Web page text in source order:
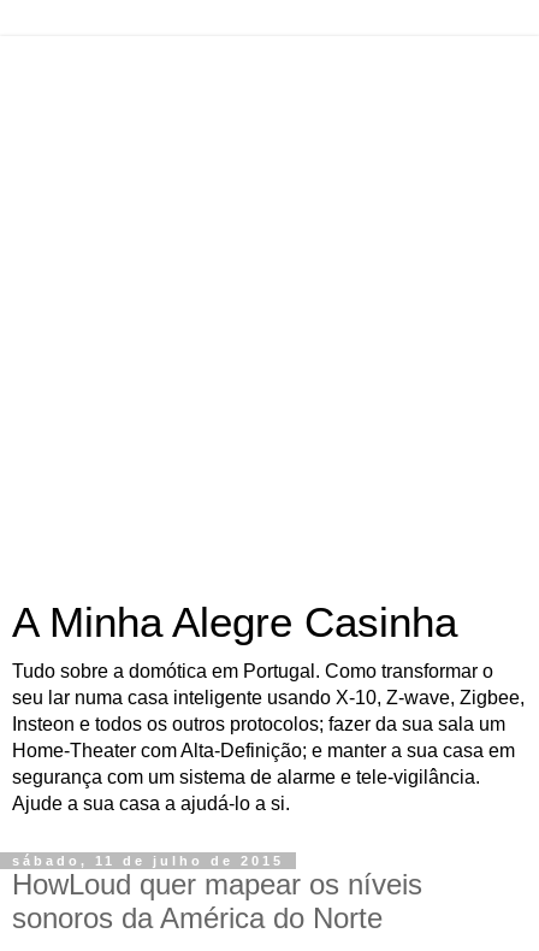
A Minha Alegre Casinha
Tudo sobre a domótica em Portugal. Como transformar o
seu lar numa casa inteligente usando X-10, Z-wave, Zigbee,
Insteon e todos os outros protocolos; fazer da sua sala um
Home-Theater com Alta-Definição; e manter a sua casa em
segurança com um sistema de alarme e tele-vigilância.
Ajude a sua casa a ajudá-lo a si.
sábado, 11 de julho de 2015
HowLoud quer mapear os níveis
sonoros da América do Norte